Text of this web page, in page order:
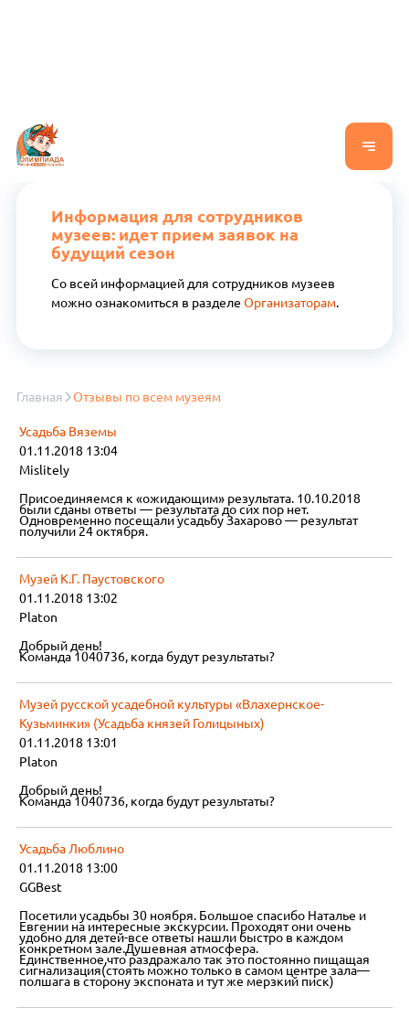
Информация для сотрудников
музеев: идет прием заявок на
будущий сезон
Со всей информацией для сотрудников музеев
можно ознакомиться в разделе Организаторам.
Главная Отзывы по всем музеям
Усадьба Вяземы
01.11.2018 13:04
Mislitely
Присоединяемся к «ожидающим» результата. 10.10.2018
были сданы ответы — результата до сих пор нет.
Одновременно посещали усадьбу Захарово — результат
получили 24 октября.
Музей К.Г. Паустовского
01.11.2018 13:02
Platon
Добрый день!
Команда 1040736, когда будут результаты?
Музей русской усадебной культуры «Влахернское-
Кузьминки» (Усадьба князей Голицыных)
01.11.2018 13:01
Platon
Добрый день!
Команда 1040736, когда будут результаты?
Усадьба Люблино
01.11.2018 13:00
GGBest
Посетили усадьбы 30 ноября. Большое спасибо Наталье и
Евгении на интересные экскурсии. Проходят они очень
удобно для детей-все ответы нашли быстро в каждом
конкретном зале.Душевная атмосфера.
Единственное,что раздражало так это постоянно пищащая
сигнализация(стоять можно только в самом центре зала—
полшага в сторону экспоната и тут же мерзкий писк)